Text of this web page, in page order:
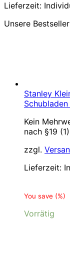
Lieferzeit:
Unsere Bestseller
Stanley
Schubladen
Kein
nach §19
zzgl.
Lieferzeit:
You save (%)
Vorrätig